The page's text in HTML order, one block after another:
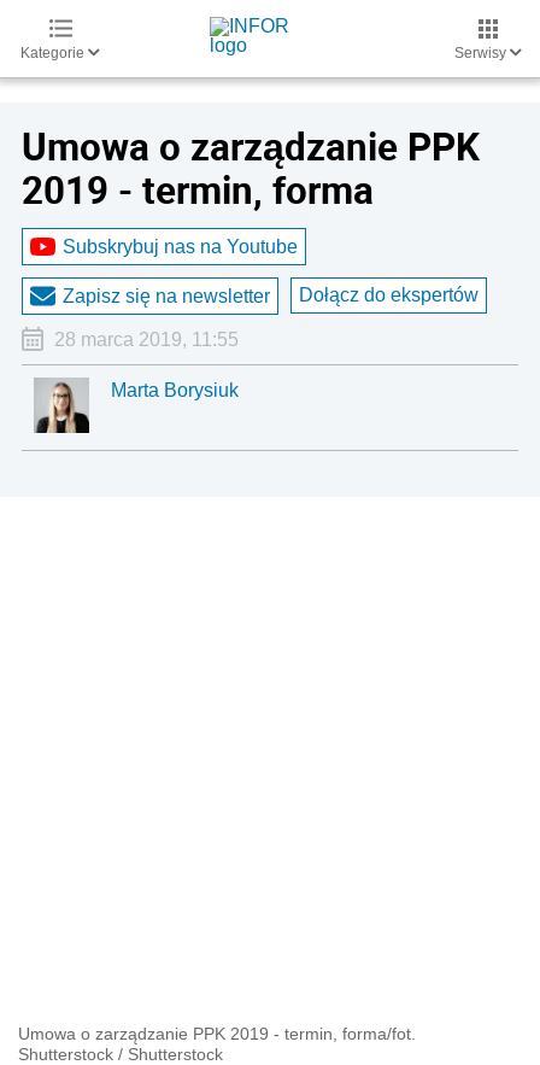
Kategorie Serwisy
Umowa o zarządzanie PPK
2019 - termin, forma
Subskrybuj nas na Youtube
Zapisz się na newsletter Dołącz do ekspertów
28 marca 2019, 11:55
Marta Borysiuk
Umowa o zarządzanie PPK 2019 - termin, forma/fot.
Shutterstock / Shutterstock